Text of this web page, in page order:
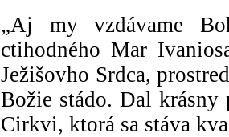
„Aj my vzdávame
ctihodného Mar
Ježišovho Srdca,
Božie stádo. Dal
Cirkvi, ktorá sa stáva